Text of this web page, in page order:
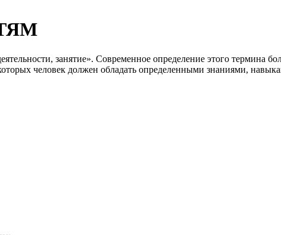
занятие». Современное определение этого термина
человек должен обладать определенными знаниями,